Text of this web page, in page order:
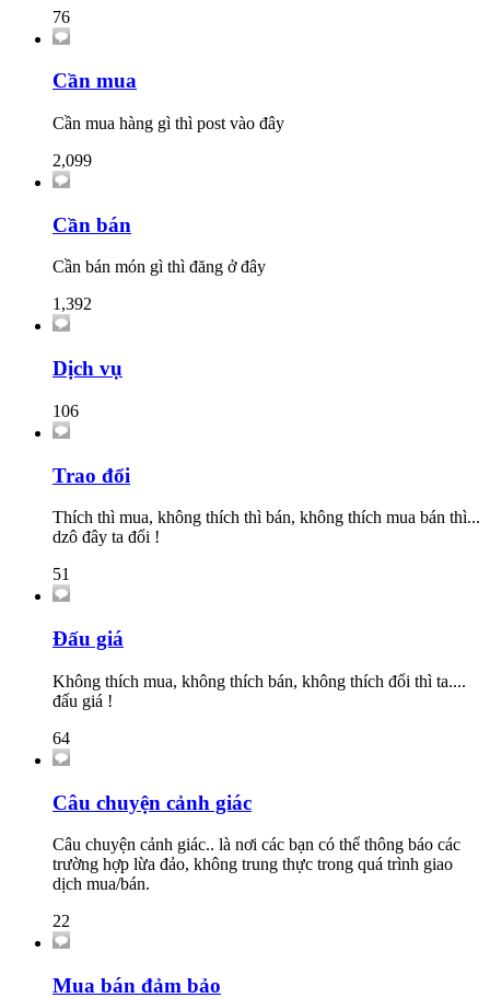
76
Cần mua
Cần mua hàng gì thì post vào đây
2,099
Cần bán
Cần bán món gì thì đăng ở đây
1,392
Dịch vụ
106
Trao đổi
Thích thì mua, không thích thì bán, không thích mua bán thì...
dzô đây ta đổi !
51
Đấu giá
Không thích mua, không thích bán, không thích đổi thì ta....
đấu giá !
64
Câu chuyện cảnh giác
Câu chuyện cảnh giác.. là nơi các bạn có thể thông báo các
trường hợp lừa đảo, không trung thực trong quá trình giao
dịch mua/bán.
22
Mua bán đảm bảo